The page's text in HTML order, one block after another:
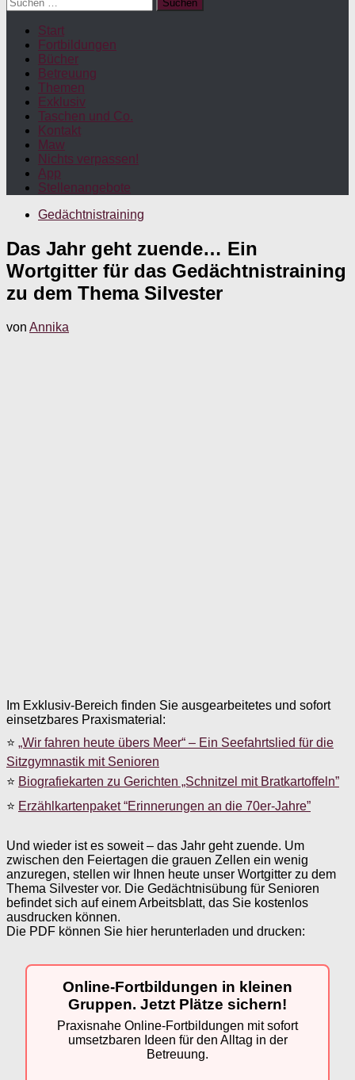
nach:
Start
Fortbildungen
Bücher
Betreuung
Themen
Exklusiv
Taschen und Co.
Kontakt
Maw
Nichts verpassen!
App
Stellenangebote
Gedächtnistraining
Das Jahr geht zuende… Ein
Wortgitter für das Gedächtnistraining
zu dem Thema Silvester
von Annika
Im Exklusiv-Bereich finden Sie ausgearbeitetes und sofort
einsetzbares Praxismaterial:
⭐ „Wir fahren heute übers Meer“ – Ein Seefahrtslied für die
Sitzgymnastik mit Senioren
⭐ Biografiekarten zu Gerichten „Schnitzel mit Bratkartoffeln”
⭐ Erzählkartenpaket “Erinnerungen an die 70er-Jahre”
Und wieder ist es soweit – das Jahr geht zuende. Um
zwischen den Feiertagen die grauen Zellen ein wenig
anzuregen, stellen wir Ihnen heute unser Wortgitter zu dem
Thema Silvester vor. Die Gedächtnisübung für Senioren
befindet sich auf einem Arbeitsblatt, das Sie kostenlos
ausdrucken können.
Die PDF können Sie hier herunterladen und drucken:
Online-Fortbildungen in kleinen
Gruppen. Jetzt Plätze sichern!
Praxisnahe Online-Fortbildungen mit sofort
umsetzbaren Ideen für den Alltag in der
Betreuung.